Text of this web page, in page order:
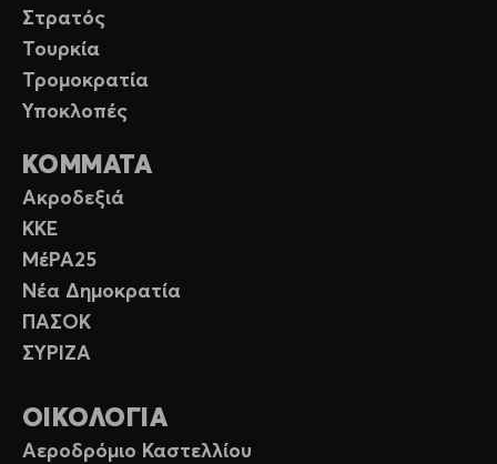
Στρατός
Τουρκία
Τρομοκρατία
Υποκλοπές
ΚΟΜΜΑΤΑ
Ακροδεξιά
ΚΚΕ
ΜέΡΑ25
Νέα Δημοκρατία
ΠΑΣΟΚ
ΣΥΡΙΖΑ
ΟΙΚΟΛΟΓΙΑ
Αεροδρόμιο Καστελλίου